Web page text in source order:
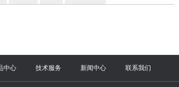
中心 技术服务 新闻中心 联系我们